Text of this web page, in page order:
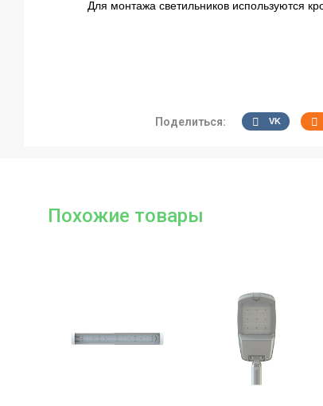
Для монтажа светильников используются
Поделиться: VK
Похожие товары